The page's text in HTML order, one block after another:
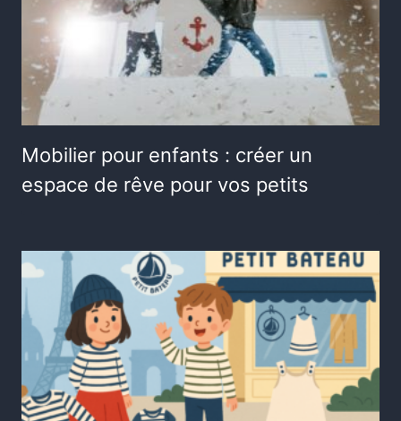
Mobilier pour enfants : créer un
espace de rêve pour vos petits